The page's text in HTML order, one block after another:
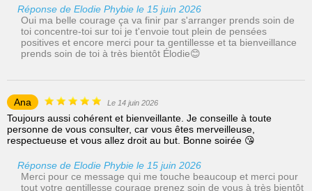
Réponse de Elodie Phybie le 15 juin 2026
Oui ma belle courage ça va finir par s'arranger prends soin de
toi concentre-toi sur toi je t'envoie tout plein de pensées
positives et encore merci pour ta gentillesse et ta bienveillance
prends soin de toi à très bientôt Élodie😊
Ana Le 14 juin 2026
Toujours aussi cohérent et bienveillante. Je conseille à toute
personne de vous consulter, car vous êtes merveilleuse,
respectueuse et vous allez droit au but. Bonne soirée 😘
Réponse de Elodie Phybie le 15 juin 2026
Merci pour ce message qui me touche beaucoup et merci pour
tout votre gentillesse courage prenez soin de vous à très bientôt